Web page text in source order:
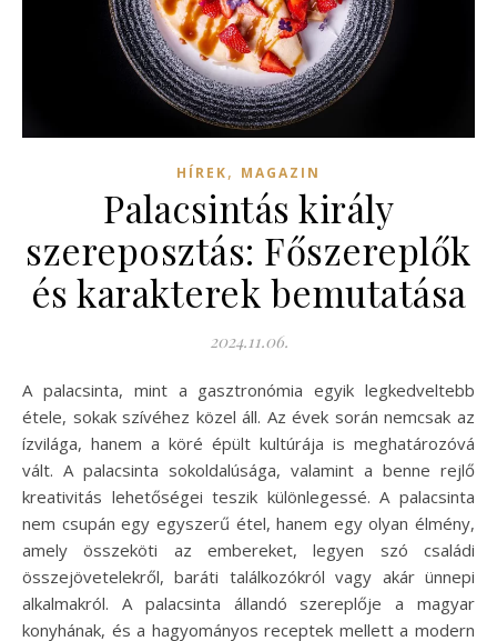
HÍREK, MAGAZIN
Palacsintás király
szereposztás: Főszereplők
és karakterek bemutatása
2024.11.06.
A palacsinta, mint a gasztronómia egyik legkedveltebb
étele, sokak szívéhez közel áll. Az évek során nemcsak az
ízvilága, hanem a köré épült kultúrája is meghatározóvá
vált. A palacsinta sokoldalúsága, valamint a benne rejlő
kreativitás lehetőségei teszik különlegessé. A palacsinta
nem csupán egy egyszerű étel, hanem egy olyan élmény,
amely összeköti az embereket, legyen szó családi
összejövetelekről, baráti találkozókról vagy akár ünnepi
alkalmakról. A palacsinta állandó szereplője a magyar
konyhának, és a hagyományos receptek mellett a modern